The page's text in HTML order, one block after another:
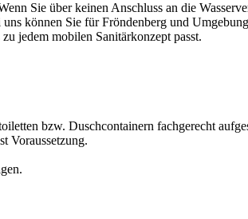
Sie über keinen Anschluss an die
können Sie für Fröndenberg und
jedem mobilen Sanitärkonzept passt.
bzw. Duschcontainern fachgerecht
Voraussetzung.